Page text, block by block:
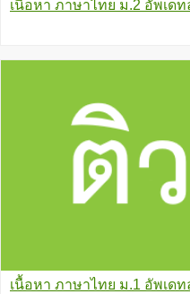
เนื้อหา ภาษาไทย ม.2 อัพเด
เนื้อหา ภาษาไทย ม.1 อัพเด